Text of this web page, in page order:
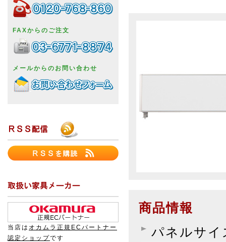
商品情報
パネルサ
FAXからのご注文
メールからのお問い合わせ
当店は オカムラ正規ECパートナー
認定ショップです